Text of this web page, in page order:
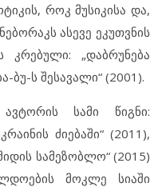
როკ მუსიკისა და,
ასევე ეკუთვნის
კრებული: „დაბრუნება
ბუ-ს შესავალი“ (2001).
სამი წიგნი:
ძიებაში“ (2011),
სამეზობლო“ (2015)
მოკლე სიაში